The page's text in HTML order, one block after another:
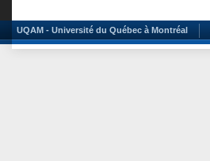
UQAM - Université du Québec à Montréal